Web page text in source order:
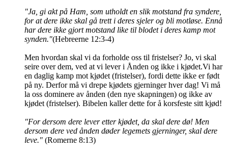
"Ja, gi akt på Ham, som utholdt en slik motstand fra syndere,
for at dere ikke skal gå trett i deres sjeler og bli motløse. Ennå
har dere ikke gjort motstand like til blodet i deres kamp mot
synden."(Hebreerne 12:3-4)
Men hvordan skal vi da forholde oss til fristelser? Jo, vi skal
seire over dem, ved at vi lever i Ånden og ikke i kjødet.Vi har
en daglig kamp mot kjødet (fristelser), fordi dette ikke er født
på ny. Derfor må vi drepe kjødets gjerninger hver dag! Vi må
la oss dominere av ånden (den nye skapningen) og ikke av
kjødet (fristelser). Bibelen kaller dette for å korsfeste sitt kjød!
"For dersom dere lever etter kjødet, da skal dere dø! Men
dersom dere ved ånden døder legemets gjerninger, skal dere
leve." (Romerne 8:13)